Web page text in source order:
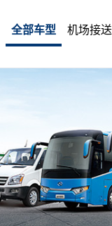
全部车型 机场接送